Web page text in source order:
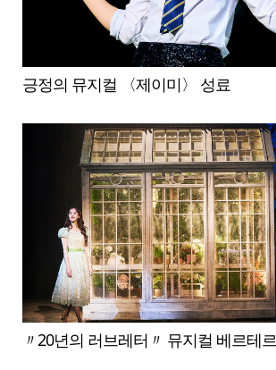
긍정의 뮤지컬 〈제이미〉 성료
〃20년의 러브레터〃 뮤지컬 베르테르